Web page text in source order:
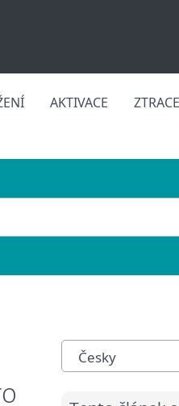
AKTIVACE
Česky